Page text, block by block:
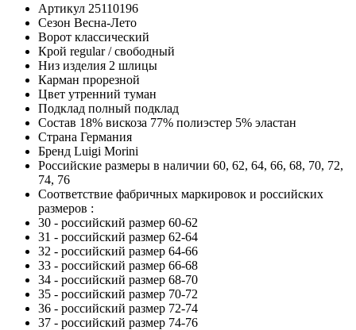
Артикул 25110196
Сезон Весна-Лето
Ворот классический
Крой regular / свободный
Низ изделия 2 шлицы
Карман прорезной
Цвет утренний туман
Подклад полный подклад
Состав 18% вискоза 77% полиэстер 5% эластан
Страна Германия
Бренд Luigi Morini
Российские размеры в наличии 60, 62, 64, 66, 68, 70, 72,
74, 76
Соответствие фабричных маркировок и российских
размеров :
30 - российский размер 60-62
31 - российский размер 62-64
32 - российский размер 64-66
33 - российский размер 66-68
34 - российский размер 68-70
35 - российский размер 70-72
36 - российский размер 72-74
37 - российский размер 74-76